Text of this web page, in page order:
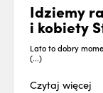
Idziemy
i kobiety
Lato to dobry
(...)
Czytajwięcej